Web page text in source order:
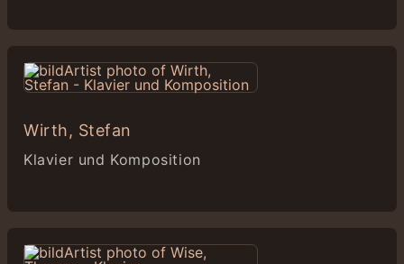
Wirth, Stefan
Klavier und Komposition